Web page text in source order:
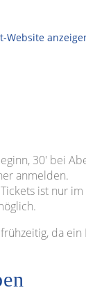
Website
30′ bei
anmelden.
ist nur
da ein